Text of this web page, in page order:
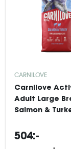
CARNILOVE
Carnilove
Adult Large
Salmon &
504:-